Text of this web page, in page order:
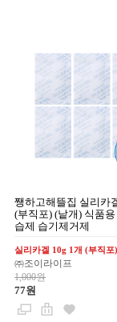
쨍하고해뜰집 실리카
(부직포) (낱개) 식품
습제 습기제거제
실리카겔 10g 1개 (부직
㈜조이라이프
1,000원
77원